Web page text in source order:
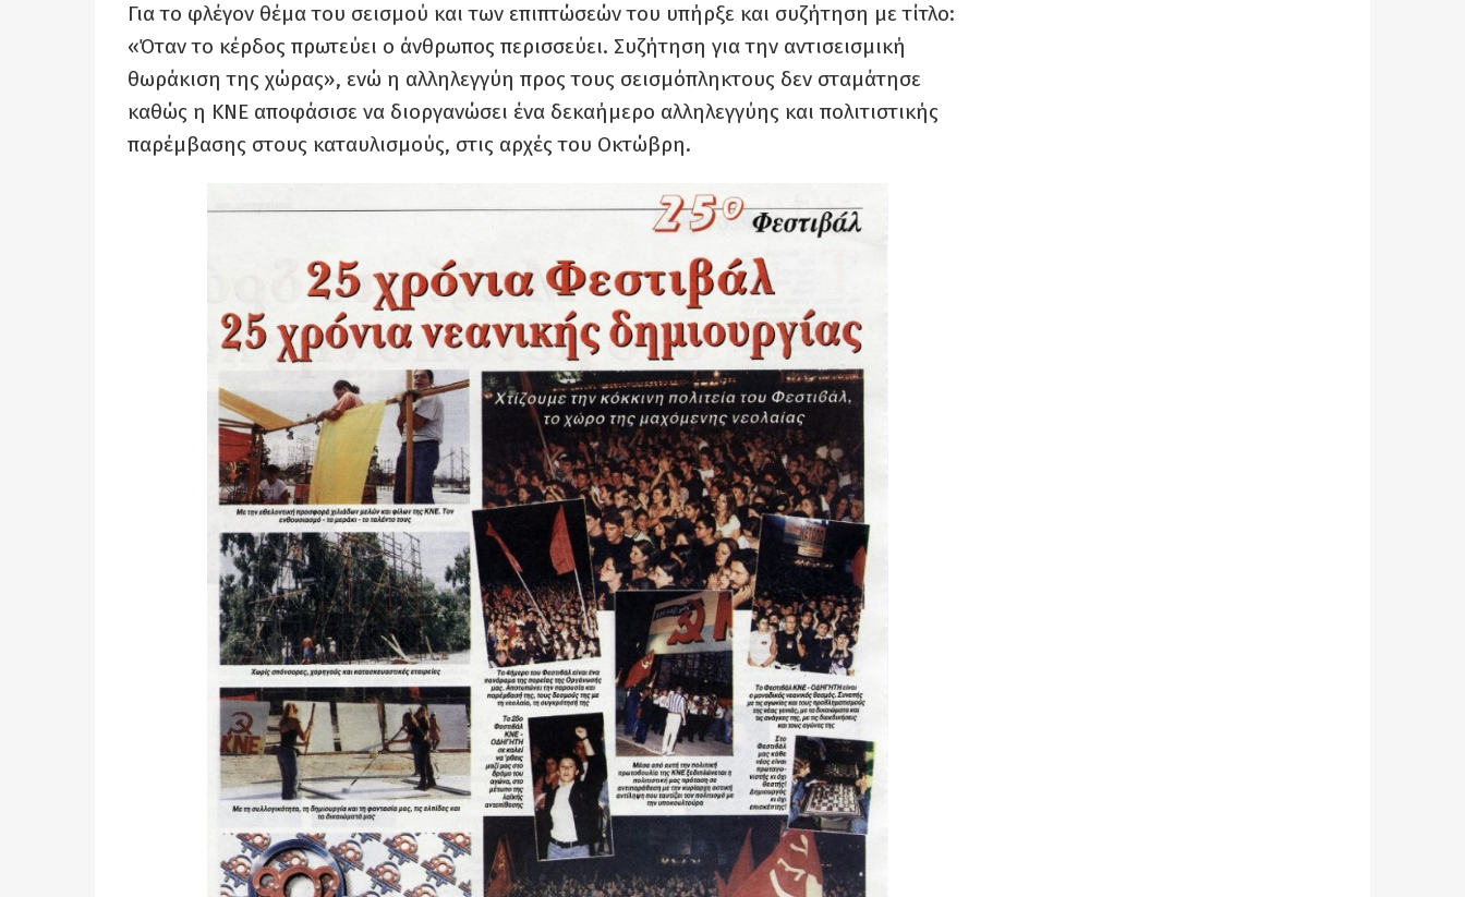
Για το φλέγον θέμα του σεισμού και των επιπτώσεών του υπήρξε και συζήτηση με τίτλο:
«Όταν το κέρδος πρωτεύει ο άνθρωπος περισσεύει. Συζήτηση για την αντισεισμική
θωράκιση της χώρας», ενώ η αλληλεγγύη προς τους σεισμόπληκτους δεν σταμάτησε
καθώς η ΚΝΕ αποφάσισε να διοργανώσει ένα δεκαήμερο αλληλεγγύης και πολιτιστικής
παρέμβασης στους καταυλισμούς, στις αρχές του Οκτώβρη.